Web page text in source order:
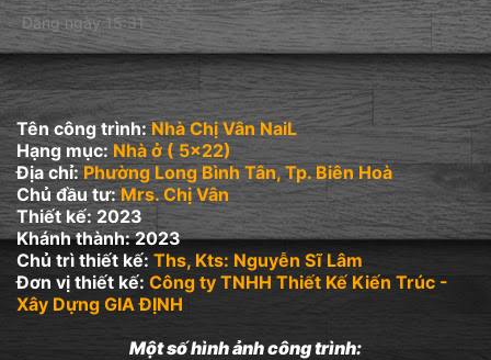
Đăng ngày 15:31
Tên công trình:Nhà Chị Vân NaiL
Hạng mục: Nhà ở ( 5x22)
Địa chỉ: Phường Long Bình Tân, Tp. Biên Hoà
Chủ đầu tư:Mrs. Chị Vân
Thiết kế: 2023
Khánh thành: 2023
Chủ trì thiết kế: Ths, Kts: Nguyễn Sĩ Lâm
Đơn vị thiết kế: Công ty TNHH Thiết Kế Kiến Trúc -
Xây Dựng GIA ĐỊNH
Một số hình ảnh công trình: